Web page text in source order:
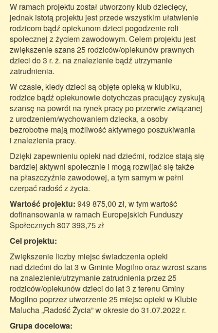
W ramach projektu został utworzony klub dziecięcy,
jednak istotą projektu jest przede wszystkim ułatwienie
rodzicom bądź opiekunom dzieci pogodzenie roli
społecznej z życiem zawodowym. Celem projektu jest
zwiększenie szans 25 rodziców/opiekunów prawnych
dzieci do 3 r. ż. na znalezienie bądź utrzymanie
zatrudnienia.
W czasie, kiedy dzieci są objęte opieką w klubiku,
rodzice bądź opiekunowie dotychczas pracujący zyskują
szansę na powrót na rynek pracy po przerwie związanej
z urodzeniem/wychowaniem dziecka, a osoby
bezrobotne mają możliwość aktywnego poszukiwania
i znalezienia pracy.
Dzięki zapewnieniu opieki nad dziećmi, rodzice stają się
bardziej aktywni społecznie i mogą rozwijać się także
na płaszczyźnie zawodowej, a tym samym w pełni
czerpać radość z życia.
Wartość projektu: 949 875,00 zł, w tym wartość
dofinansowania w ramach Europejskich Funduszy
Społecznych 807 393,75 zł
Cel projektu:
Zwiększenie liczby miejsc świadczenia opieki
nad dziećmi do lat 3 w Gminie Mogilno oraz wzrost szans
na znalezienie/utrzymanie zatrudnienia przez 25
rodziców/opiekunów dzieci do lat 3 z terenu Gminy
Mogilno poprzez utworzenie 25 miejsc opieki w Klubie
Malucha „Radość Życia” w okresie do 31.07.2022 r.
Grupa docelowa: